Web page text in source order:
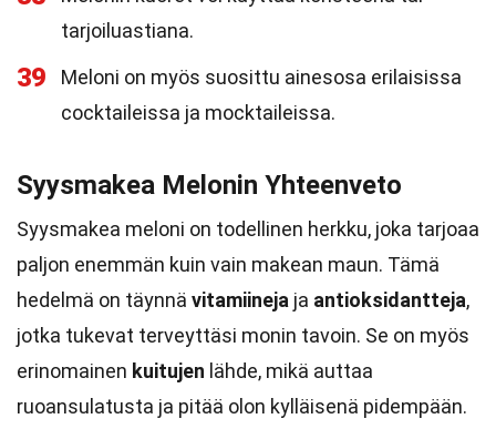
tarjoiluastiana.
39
Meloni on myös suosittu ainesosa erilaisissa
cocktaileissa ja mocktaileissa.
Syysmakea Melonin Yhteenveto
Syysmakea meloni on todellinen herkku, joka tarjoaa
paljon enemmän kuin vain makean maun. Tämä
hedelmä on täynnä vitamiineja ja antioksidantteja,
jotka tukevat terveyttäsi monin tavoin. Se on myös
erinomainen kuitujen lähde, mikä auttaa
ruoansulatusta ja pitää olon kylläisenä pidempään.